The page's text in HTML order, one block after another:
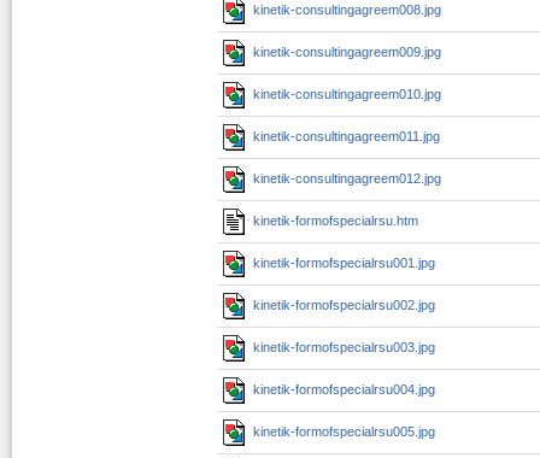
kinetik-consultingagreem008.jpg
kinetik-consultingagreem009.jpg
kinetik-consultingagreem010.jpg
kinetik-consultingagreem011.jpg
kinetik-consultingagreem012.jpg
kinetik-formofspecialrsu.htm
kinetik-formofspecialrsu001.jpg
kinetik-formofspecialrsu002.jpg
kinetik-formofspecialrsu003.jpg
kinetik-formofspecialrsu004.jpg
kinetik-formofspecialrsu005.jpg